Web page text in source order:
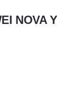
NOVA